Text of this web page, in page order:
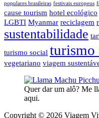
populares brasileiras festivais europeus
cause tourism hotel ecológico
LGBTI Myanmar reciclagem
sustentabilidade
turismo social turismo
vegetariano viagem
Quer dar um alô? Me
aqui.
Copyright © 2026 Viagem